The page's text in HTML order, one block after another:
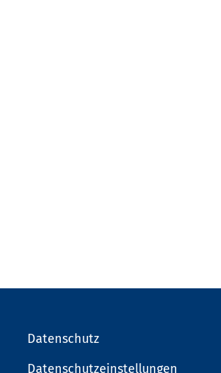
Datenschutz
Datenschutzeinstellungen